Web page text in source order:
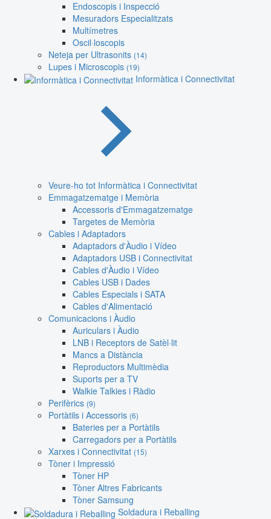
Endoscopis i Inspecció
Mesuradors Especialitzats
Multímetres
Oscil·loscopis
Neteja per Ultrasonits (14)
Lupes i Microscopis (19)
Informàtica i Connectivitat
Veure-ho tot Informàtica i Connectivitat
Emmagatzematge i Memòria
Accessoris d'Emmagatzematge
Targetes de Memòria
Cables i Adaptadors
Adaptadors d'Àudio i Vídeo
Adaptadors USB i Connectivitat
Cables d'Àudio i Vídeo
Cables USB i Dades
Cables Especials i SATA
Cables d'Alimentació
Comunicacions i Àudio
Auriculars i Àudio
LNB i Receptors de Satèl·lit
Mancs a Distància
Reproductors Multimèdia
Suports per a TV
Walkie Talkies i Ràdio
Perifèrics (9)
Portàtils i Accessoris (6)
Bateries per a Portàtils
Carregadors per a Portàtils
Xarxes i Connectivitat (15)
Tòner i Impressió
Tòner HP
Tòner Altres Fabricants
Tòner Samsung
Soldadura i Reballing